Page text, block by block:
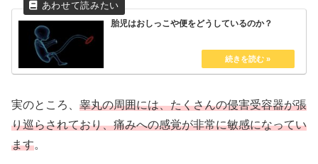
胎児はおしっこや便をどうしているのか？
実のところ、 睾丸の周囲には、たくさんの侵害受容器が張
り巡らされており、痛みへの感覚が非常に敏感になってい
ます。